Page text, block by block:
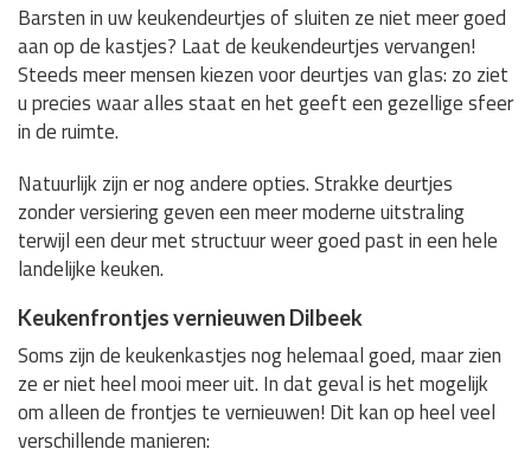
Barsten in uw keukendeurtjes of sluiten ze niet meer goed
aan op de kastjes? Laat de keukendeurtjes vervangen!
Steeds meer mensen kiezen voor deurtjes van glas: zo ziet
u precies waar alles staat en het geeft een gezellige sfeer
in de ruimte.
Natuurlijk zijn er nog andere opties. Strakke deurtjes
zonder versiering geven een meer moderne uitstraling
terwijl een deur met structuur weer goed past in een hele
landelijke keuken.
Keukenfrontjes vernieuwen Dilbeek
Soms zijn de keukenkastjes nog helemaal goed, maar zien
ze er niet heel mooi meer uit. In dat geval is het mogelijk
om alleen de frontjes te vernieuwen! Dit kan op heel veel
verschillende manieren: